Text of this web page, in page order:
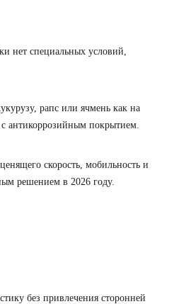
нет специальных условий,
рапс или ячмень как на
с антикоррозийным покрытием.
скорость, мобильность и
решением в 2026 году.
без привлечения сторонней